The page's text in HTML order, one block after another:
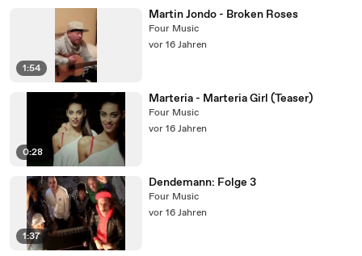
1:54
Martin Jondo - Broken Roses
Four Music
vor 16 Jahren
0:28
Marteria - Marteria Girl (Teaser)
Four Music
vor 16 Jahren
1:37
Dendemann: Folge 3
Four Music
vor 16 Jahren